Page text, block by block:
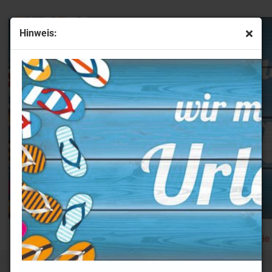
Hinweis:
600 Kugelschreiber rot mit Etui